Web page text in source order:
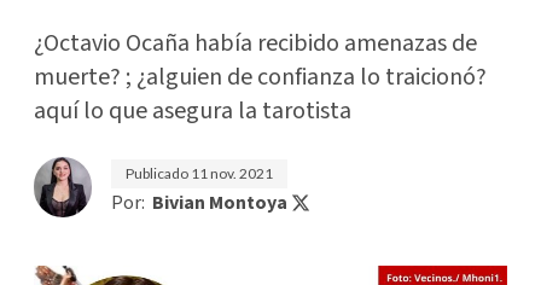
¿Octavio Ocaña había recibido amenazas de
muerte? ; ¿alguien de confianza lo traicionó?
aquí lo que asegura la tarotista
Publicado 11 nov. 2021
Por: Bivian Montoya